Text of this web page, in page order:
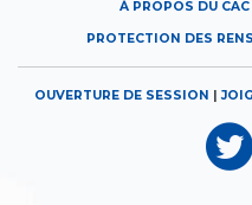
À PROPOS DU CAC
PROTECTION DES
OUVERTURE DE SESSION |